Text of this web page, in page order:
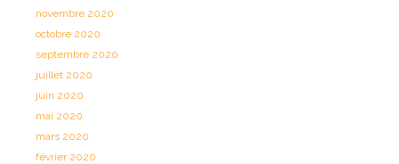
novembre 2020
octobre 2020
septembre 2020
juillet 2020
juin 2020
mai 2020
mars 2020
février 2020